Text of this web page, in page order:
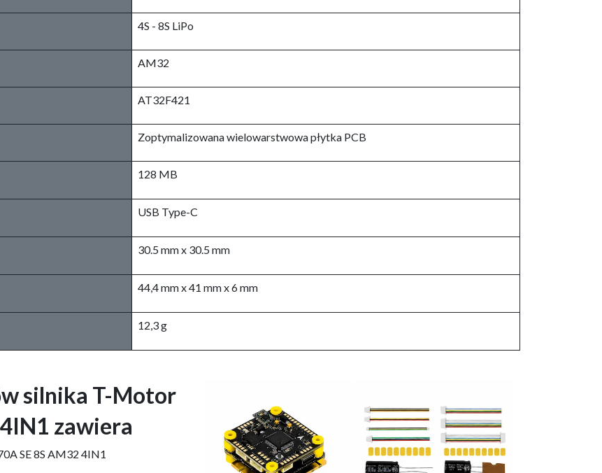
4S - 8S LiPo
AM32
AT32F421
Zoptymalizowana wielowarstwowa płytka PCB
128 MB
USB Type-C
30.5 mm x 30.5 mm
44,4 mm x 41 mm x 6 mm
12,3 g
silnika T-Motor
zawiera
SE 8S AM32 4IN1